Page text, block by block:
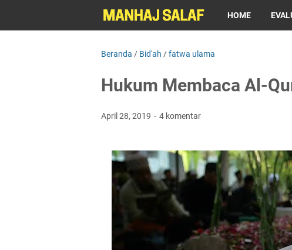
HOME
Beranda / Bid'ah /fatwa ulama
Hukum Membaca Al-
April 28, 2019 4 komentar